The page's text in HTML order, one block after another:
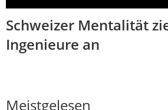
Schweizer Mentalität
Ingenieure an
Meistgelesen